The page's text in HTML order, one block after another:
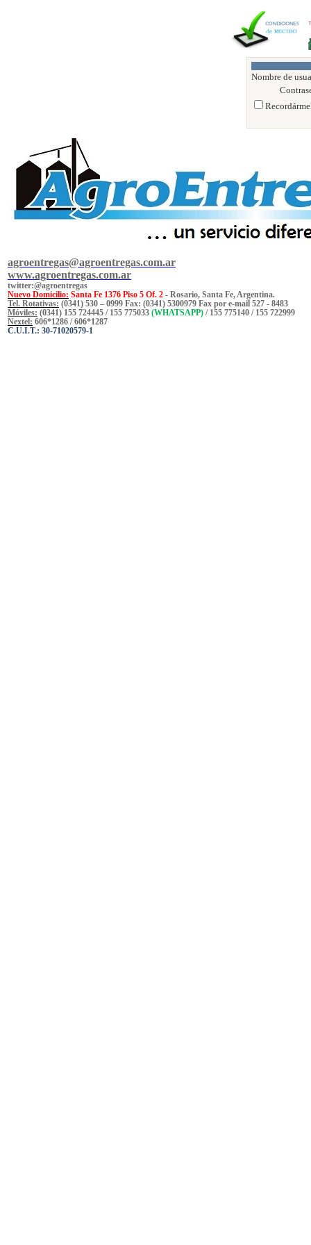
Nombre de
agroentregas@agroentregas.com.ar
www.agroentregas.com.ar
twitter:@agroentregas
Nuevo Domicilio: Santa Fe 1376 Piso 5 Of. 2 - Rosario, Santa Fe, Argentina.
Tel. Rotativas: (0341) 530 – 0999 Fax: (0341) 5300979 Fax por e-mail 527 - 8483
Móviles: (0341) 155 724445 / 155 775033 (WHATSAPP) / 155 775140 / 155 722999
Nextel: 606*1286 / 606*1287
C.U.I.T.: 30-71020579-1